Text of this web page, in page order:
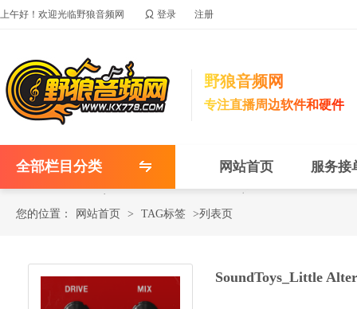
上午好！欢迎光临野狼音频网  登录 注册
野狼音频网
专注直播周边软件和硬件
全部栏目分类 网站首页 服务接
您的位置： 网站首页 > TAG标签 >列表页
SoundToys_Little